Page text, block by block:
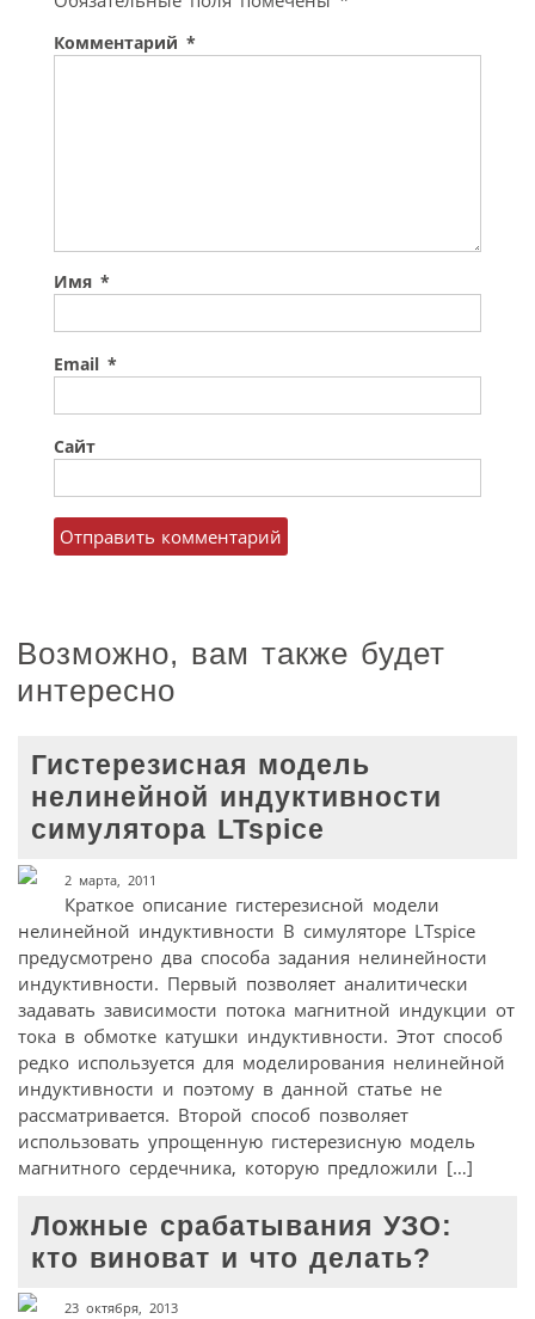
Комментарий *
Имя *
Email *
Сайт
Возможно, вам также будет
интересно
Гистерезисная модель
нелинейной индуктивности
симулятора LTspice
2 марта, 2011
Краткое описание гистерезисной модели
нелинейной индуктивности В симуляторе LTspice
предусмотрено два способа задания нелинейности
индуктивности. Первый позволяет аналитически
задавать зависимости потока магнитной индукции от
тока в обмотке катушки индуктивности. Этот способ
редко используется для моделирования нелинейной
индуктивности и поэтому в данной статье не
рассматривается. Второй способ позволяет
использовать упрощенную гистерезисную модель
магнитного сердечника, которую предложили […]
Ложные срабатывания УЗО:
кто виноват и что делать?
23 октября, 2013